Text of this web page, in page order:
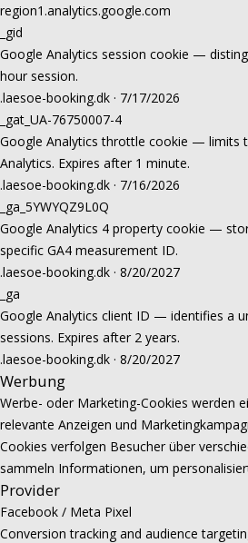
region1.analytics.google.com
_gid
Google Analytics session cookie —
hour session.
.laesoe-booking.dk · 7/17/2026
_gat_UA-76750007-4
Google Analytics throttle cookie — limits
Analytics. Expires after 1 minute.
.laesoe-booking.dk · 7/16/2026
_ga_5YWYQZ9L0Q
Google Analytics 4 property cookie —
specific GA4 measurement ID.
.laesoe-booking.dk · 8/20/2027
_ga
Google Analytics client ID — identifies a
sessions. Expires after 2 years.
.laesoe-booking.dk · 8/20/2027
Werbung
Werbe- oder Marketing-Cookies werden
relevante Anzeigen und
Cookies verfolgen Besucher über
sammeln Informationen, um
Provider
Facebook / Meta Pixel
Conversion tracking and audience